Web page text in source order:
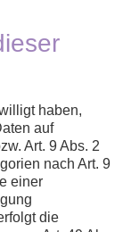
haben,
auf
Art. 9 Abs. 2
nach Art. 9
einer
die